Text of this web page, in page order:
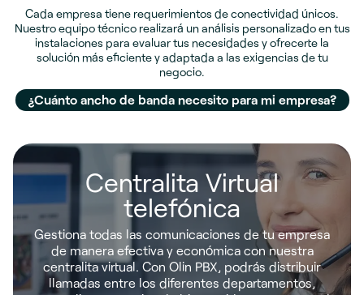
Cada empresa tiene requerimientos de conectividad únicos.
Nuestro equipo técnico realizará un análisis personalizado en tus
instalaciones para evaluar tus necesidades y ofrecerte la
solución más eficiente y adaptada a las exigencias de tu
negocio.
¿Cuánto ancho de banda necesito para mi empresa?
Centralita Virtual
telefónica
Gestiona todas las comunicaciones de tu empresa
de manera efectiva y económica con nuestra
centralita virtual. Con Olin PBX, podrás distribuir
llamadas entre los diferentes departamentos,